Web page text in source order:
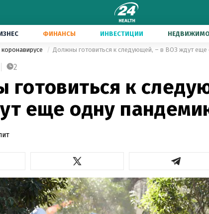
ФИНАНСЫ ИНВЕСТИЦИИ
Должны готовиться к следующей, – в ВОЗ ждут
2
к
еще одну